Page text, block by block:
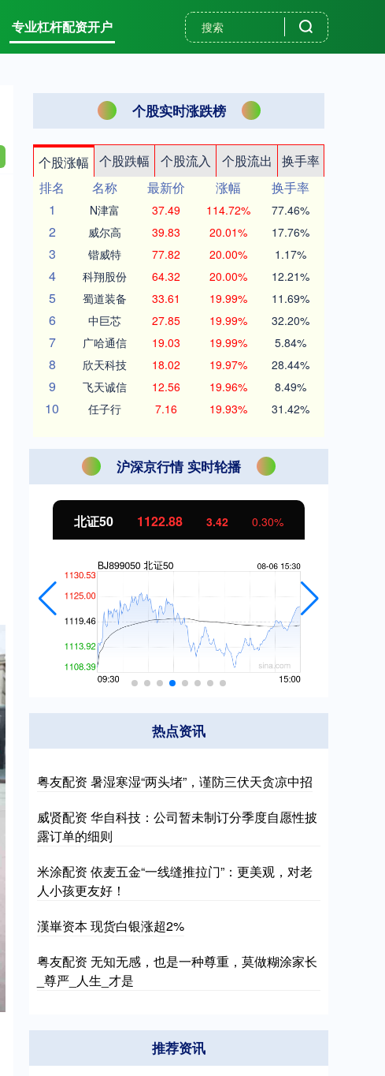
专业杠杆配资开户
个股实时涨跌榜
个股涨幅 个股跌幅 个股流入 个股流出
换手率
排名
名称 最新价 涨幅
换手率
1
N津富 37.49 114.72% 77.46%
2 威尔高 39.83 20.01% 17.76%
3 锴威特 77.82 20.00% 1.17%
4 科翔股份 64.32 20.00% 12.21%
5 蜀道装备 33.61 19.99% 11.69%
6 中巨芯 27.85 19.99% 32.20%
7 广哈通信 19.03 19.99% 5.84%
8 欣天科技 18.02 19.97% 28.44%
9 飞天诚信 12.56 19.96% 8.49%
10 任子行 7.16 19.93% 31.42%
沪深京行情 实时轮播
北证50 1122.88 3.42 0.30%
热点资讯
粤友配资 暑湿寒湿“两头堵”，谨防三伏天贪凉中招
威贤配资 华自科技：公司暂未制订分季度自愿性披
露订单的细则
米涂配资 依麦五金“一线缝推拉门”：更美观，对老
人小孩更友好！
漢崋资本 现货白银涨超2%
粤友配资 无知无感，也是一种尊重，莫做糊涂家长
_尊严_人生_才是
推荐资讯